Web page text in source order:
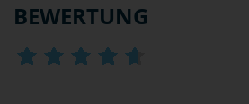
BEWERTUNG